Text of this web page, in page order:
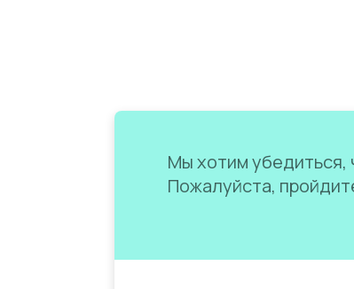
Мы хотим убедиться,
Пожалуйста,